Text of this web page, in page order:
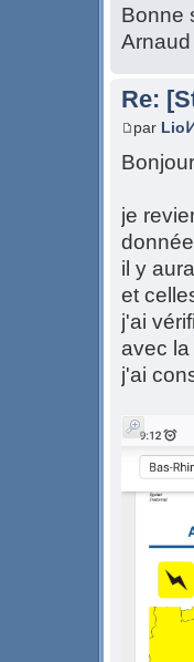
Bonne
Arnaud
Re:
par
je
il y
et
j'ai
avec la
j'ai